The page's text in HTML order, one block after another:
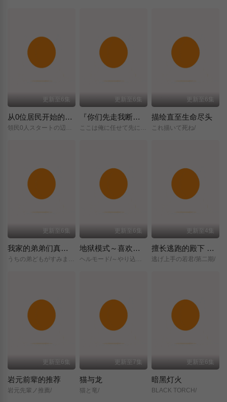
更新至6集
从0位居民开始的边境领主大人
更新至6集
『你们先走我断后』，于是10年后我成为了传说
更新至6集
描绘直至生命尽头
これ描いて死ね/
更新至6集
我家的弟弟们真是让您费心了
うちの弟どもがすみません/
更新至6集
地狱模式～喜欢挑战特殊成就的玩家在废设定的异世界成为无双～第二季
ヘルモード/～やり込み好きのゲーマーは廃設定の異世界で無双する～/2nd/Season/
更新至4集
擅长逃跑的殿下 第二季
逃げ上手の若君/第二期/
更新至6集
岩元前辈的推荐
岩元先輩ノ推薦/
更新至7集
猫与龙
猫と竜/
更新至6集
暗黑灯火
BLACK TORCH/